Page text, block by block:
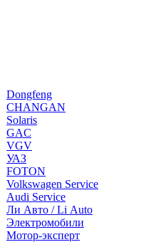
CHANGAN
Solaris
GAC
VGV
УАЗ
FOTON
Volkswagen Service
Audi Service
Ли Авто / Li Auto
Электромобили
Мотор-эксперт